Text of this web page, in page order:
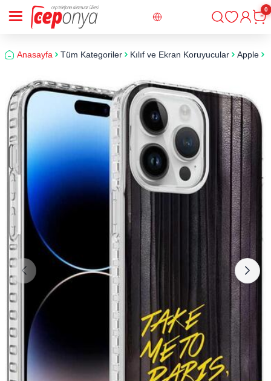
Giriş
0
Anasayfa Tüm Kategoriler Kılıf ve Ekran Koruyucular Apple